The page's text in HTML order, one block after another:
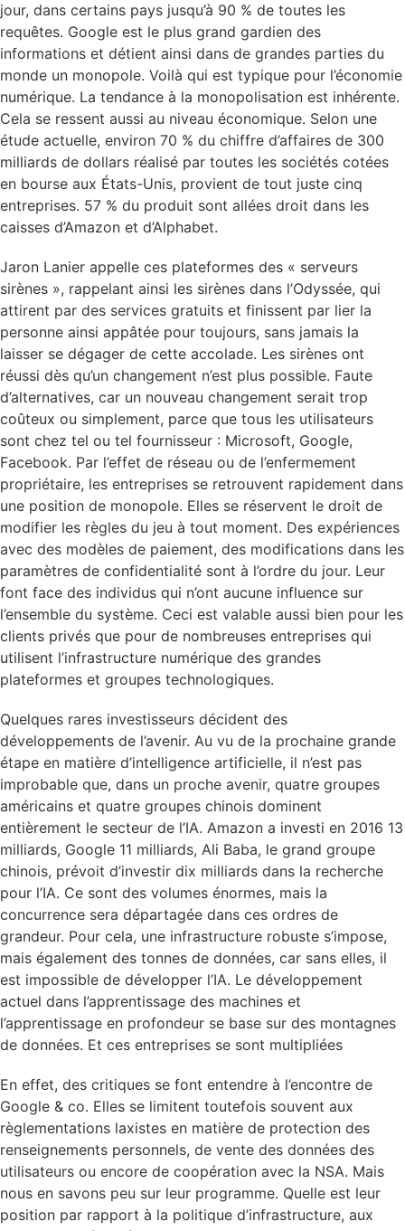
jour, dans certains pays jusqu’à 90 % de toutes les
requêtes. Google est le plus grand gardien des
informations et détient ainsi dans de grandes parties du
monde un monopole. Voilà qui est typique pour l’économie
numérique. La tendance à la monopolisation est inhérente.
Cela se ressent aussi au niveau économique. Selon une
étude actuelle, environ 70 % du chiffre d’affaires de 300
milliards de dollars réalisé par toutes les sociétés cotées
en bourse aux États-Unis, provient de tout juste cinq
entreprises. 57 % du produit sont allées droit dans les
caisses d’Amazon et d’Alphabet.
Jaron Lanier appelle ces plateformes des « serveurs
sirènes », rappelant ainsi les sirènes dans l’Odyssée, qui
attirent par des services gratuits et finissent par lier la
personne ainsi appâtée pour toujours, sans jamais la
laisser se dégager de cette accolade. Les sirènes ont
réussi dès qu’un changement n’est plus possible. Faute
d’alternatives, car un nouveau changement serait trop
coûteux ou simplement, parce que tous les utilisateurs
sont chez tel ou tel fournisseur : Microsoft, Google,
Facebook. Par l’effet de réseau ou de l’enfermement
propriétaire, les entreprises se retrouvent rapidement dans
une position de monopole. Elles se réservent le droit de
modifier les règles du jeu à tout moment. Des expériences
avec des modèles de paiement, des modifications dans les
paramètres de confidentialité sont à l’ordre du jour. Leur
font face des individus qui n’ont aucune influence sur
l’ensemble du système. Ceci est valable aussi bien pour les
clients privés que pour de nombreuses entreprises qui
utilisent l’infrastructure numérique des grandes
plateformes et groupes technologiques.
Quelques rares investisseurs décident des
développements de l’avenir. Au vu de la prochaine grande
étape en matière d’intelligence artificielle, il n’est pas
improbable que, dans un proche avenir, quatre groupes
américains et quatre groupes chinois dominent
entièrement le secteur de l’IA. Amazon a investi en 2016 13
milliards, Google 11 milliards, Ali Baba, le grand groupe
chinois, prévoit d’investir dix milliards dans la recherche
pour l’IA. Ce sont des volumes énormes, mais la
concurrence sera départagée dans ces ordres de
grandeur. Pour cela, une infrastructure robuste s’impose,
mais également des tonnes de données, car sans elles, il
est impossible de développer l’IA. Le développement
actuel dans l’apprentissage des machines et
l’apprentissage en profondeur se base sur des montagnes
de données. Et ces entreprises se sont multipliées
En effet, des critiques se font entendre à l’encontre de
Google & co. Elles se limitent toutefois souvent aux
règlementations laxistes en matière de protection des
renseignements personnels, de vente des données des
utilisateurs ou encore de coopération avec la NSA. Mais
nous en savons peu sur leur programme. Quelle est leur
position par rapport à la politique d’infrastructure, aux